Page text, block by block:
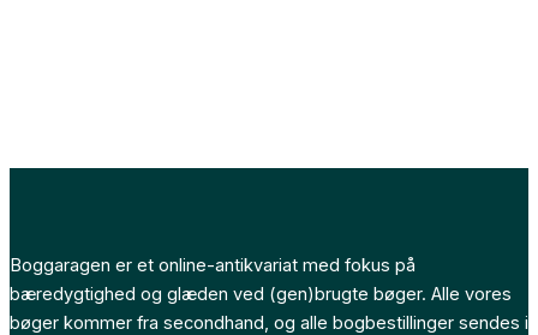
Boggaragen er et online-antikvariat med fokus på
bæredygtighed og glæden ved (gen)brugte bøger. Alle vores
bøger kommer fra secondhand, og alle bogbestillinger sendes i